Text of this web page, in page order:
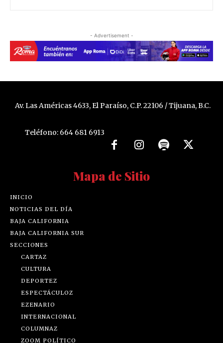
- Advertisement -
Av. Las Américas 4633, El Paraíso, C.P. 22106 / Tijuana, B.C.
Teléfono: 664 681 6913
Mapa de Sitio
INICIO
NOTICIAS DEL DÍA
BAJA CALIFORNIA
BAJA CALIFORNIA SUR
SECCIONES
CARTAZ
CULTURA
DEPORTEZ
ESPECTÁCULOZ
EZENARIO
INTERNACIONAL
COLUMNAZ
ZOOM POLÍTICO